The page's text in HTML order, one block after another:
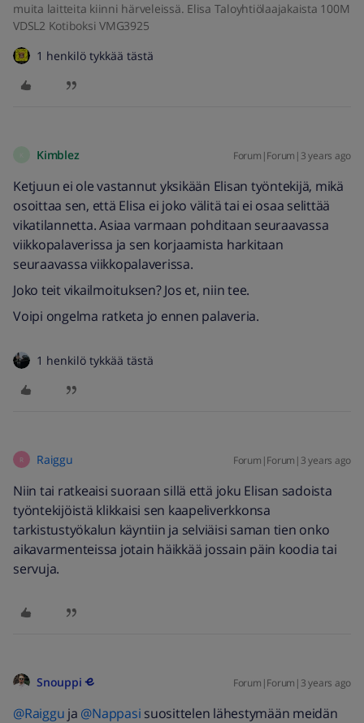
muita laitteita kiinni härveleissä. Elisa Taloyhtiölaajakaista 100M
VDSL2 Kotiboksi VMG3925
1 henkilö tykkää tästä
Kimblez Forum|Forum|3 years ago
Ketjuun ei ole vastannut yksikään Elisan työntekijä, mikä
osoittaa sen, että Elisa ei joko välitä tai ei osaa selittää
vikatilannetta. Asiaa varmaan pohditaan seuraavassa
viikkopalaverissa ja sen korjaamista harkitaan
seuraavassa viikkopalaverissa.
Joko teit vikailmoituksen? Jos et, niin tee.
Voipi ongelma ratketa jo ennen palaveria.
1 henkilö tykkää tästä
R Raiggu Forum|Forum|3 years ago
Niin tai ratkeaisi suoraan sillä että joku Elisan sadoista
työntekijöistä klikkaisi sen kaapeliverkkonsa
tarkistustyökalun käyntiin ja selviäisi saman tien onko
aikavarmenteissa jotain häikkää jossain päin koodia tai
servuja.
Snouppi Forum|Forum|3 years ago
@Raiggu ja @Nappasi suosittelen lähestymään meidän